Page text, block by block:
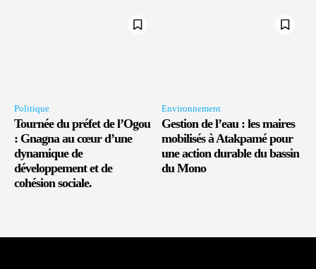
Politique
Tournée du préfet de l’Ogou
: Gnagna au cœur d’une
dynamique de
développement et de
cohésion sociale.
Environnement
Gestion de l’eau : les maires
mobilisés à Atakpamé pour
une action durable du bassin
du Mono